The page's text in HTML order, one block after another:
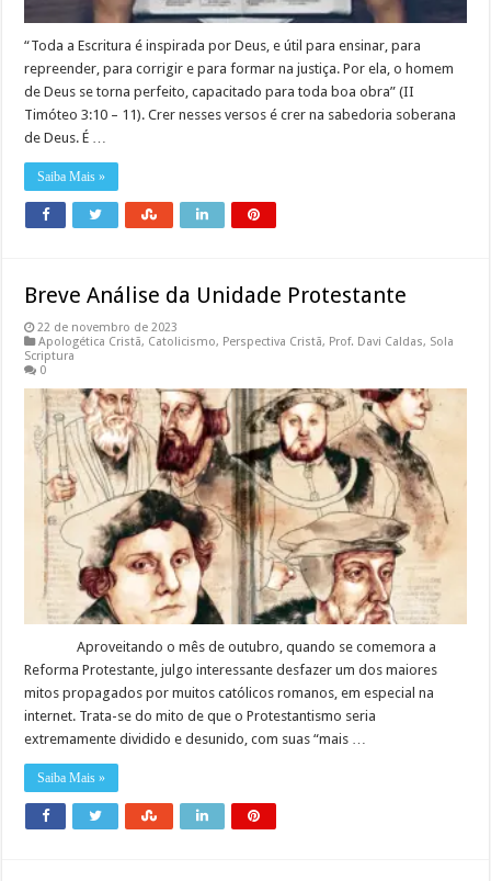
“Toda a Escritura é inspirada por Deus, e útil para ensinar, para
repreender, para corrigir e para formar na justiça. Por ela, o homem
de Deus se torna perfeito, capacitado para toda boa obra” (II
Timóteo 3:10 – 11). Crer nesses versos é crer na sabedoria soberana
de Deus. É …
Saiba Mais »
Breve Análise da Unidade Protestante
22 de novembro de 2023
Apologética Cristã, Catolicismo, Perspectiva Cristã, Prof. Davi Caldas, Sola
Scriptura
0
Aproveitando o mês de outubro, quando se comemora a
Reforma Protestante, julgo interessante desfazer um dos maiores
mitos propagados por muitos católicos romanos, em especial na
internet. Trata-se do mito de que o Protestantismo seria
extremamente dividido e desunido, com suas “mais …
Saiba Mais »